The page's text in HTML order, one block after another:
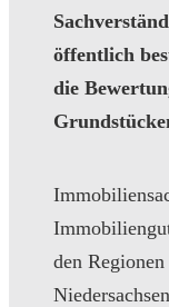
öffentlich
die
den